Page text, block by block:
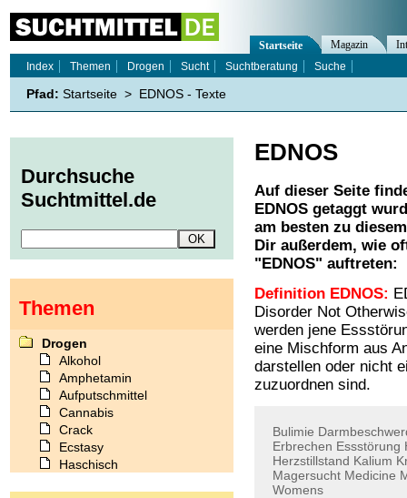
EDNOS
Auf dieser Seite
EDNOS getaggt
am besten zu
Dir außerdem, wie
" EDNOS" auftreten:
Definition EDNOS:
Disorder Not
werden jene
eine Mischform aus
darstellen oder nicht
zuzuordnen sind.
Bulimie
Erbrechen Essstörung
Herzstillstand Kalium
Magersucht Medicine
Womens
Startseite Magazin
Index
Themen Drogen Sucht Suchtberatung Suche
Pfad: Startseite > EDNOS - Texte
Durchsuche
Suchtmittel.de
Themen
Drogen
Alkohol
Amphetamin
Aufputschmittel
Cannabis
Crack
Ecstasy
Haschisch